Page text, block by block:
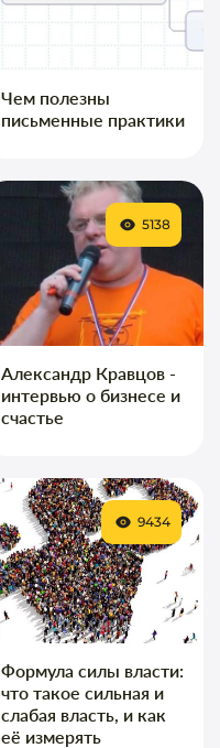
Чем полезны
письменные практики
Александр Кравцов -
интервью о бизнесе и
счастье
5138
Формула силы власти:
что такое сильная и
слабая власть, и как
её измерять
9434